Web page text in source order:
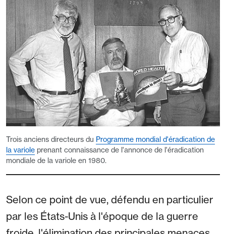
Trois anciens directeurs du Programme mondial d'éradication de
la variole prenant connaissance de l'annonce de l'éradication
mondiale de la variole en 1980.
Selon ce point de vue, défendu en particulier
par les États-Unis à l'époque de la guerre